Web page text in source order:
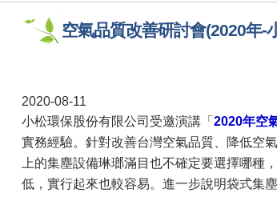
空氣品質改善研討會(2020年-
2020-08-11
小松環保股份有限公司受邀演講「 2020年空
實務經驗。針對改善台灣空氣品質、降低空
上的集塵設備琳瑯滿目也不確定要選擇哪
低，實行起來也較容易。進一步說明袋式集